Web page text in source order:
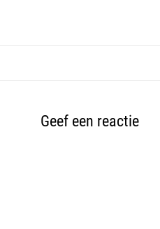
Geef een reactie